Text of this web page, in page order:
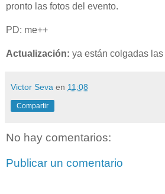
pronto las fotos del evento.
PD: me++
Actualización: ya están colgadas las
Victor Seva en 11:08
Compartir
No hay comentarios:
Publicar un comentario